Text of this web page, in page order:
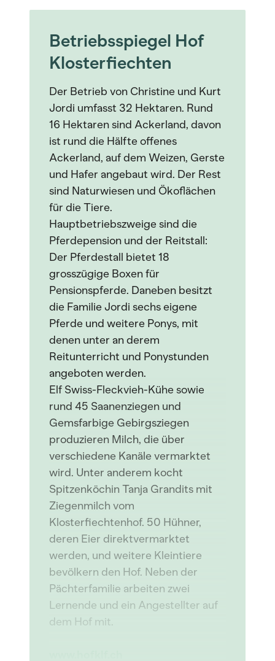
Betriebsspiegel Hof
Klosterfiechten
Der Betrieb von Christine und Kurt
Jordi umfasst 32 Hektaren. Rund
16 Hektaren sind Ackerland, davon
ist rund die Hälfte offenes
Ackerland, auf dem Weizen, Gerste
und Hafer angebaut wird. Der Rest
sind Naturwiesen und Ökoflächen
für die Tiere.
Hauptbetriebszweige sind die
Pferdepension und der Reitstall:
Der Pferdestall bietet 18
grosszügige Boxen für
Pensionspferde. Daneben besitzt
die Familie Jordi sechs eigene
Pferde und weitere Ponys, mit
denen unter an derem
Reitunterricht und Ponystunden
angeboten werden.
Elf Swiss-Fleckvieh-Kühe sowie
rund 45 Saanenziegen und
Gemsfarbige Gebirgsziegen
produzieren Milch, die über
verschiedene Kanäle vermarktet
wird. Unter anderem kocht
Spitzenköchin Tanja Grandits mit
Ziegenmilch vom
Klosterfiechtenhof. 50 Hühner,
deren Eier direktvermarktet
werden, und weitere Kleintiere
bevölkern den Hof. Neben der
Pächterfamilie arbeiten zwei
Lernende und ein Angestellter auf
dem Hof mit.